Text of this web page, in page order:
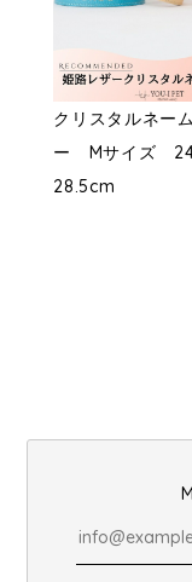
クリスタルネー
ー Mサイズ
28.5cm